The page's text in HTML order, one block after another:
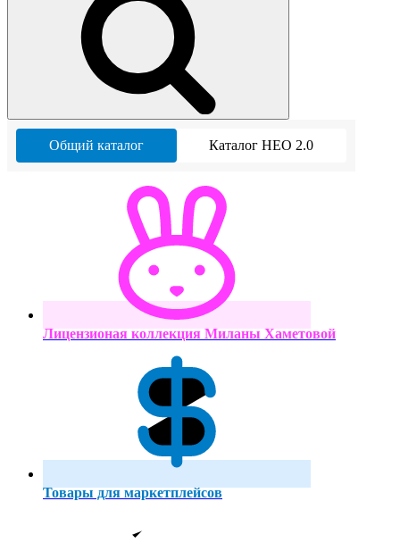
Общий каталог Каталог НЕО 2.0
Лицензионая коллекция Миланы Хаметовой
Товары для маркетплейсов